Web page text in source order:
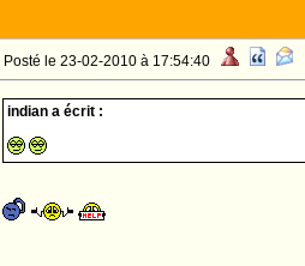
Posté le 23-02-2010 à 17:54:40
indian a écrit :